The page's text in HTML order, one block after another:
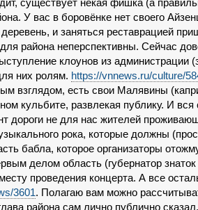
У вас в боровёнке нет своего
и заняться реставрацией
района неперспективны. Сейчас
клоунов из администрации
них ролям. https://vnnews.ru/culture/
взглядом, есть свои Малявины
кульбите, развлекая публику. И
дороги не для нас жителей
рока, которые должны
бабла, которое организаторы
делом область (губернатор
проведения концерта. А все
3601. Полагаю вам можно
района сам лично публично